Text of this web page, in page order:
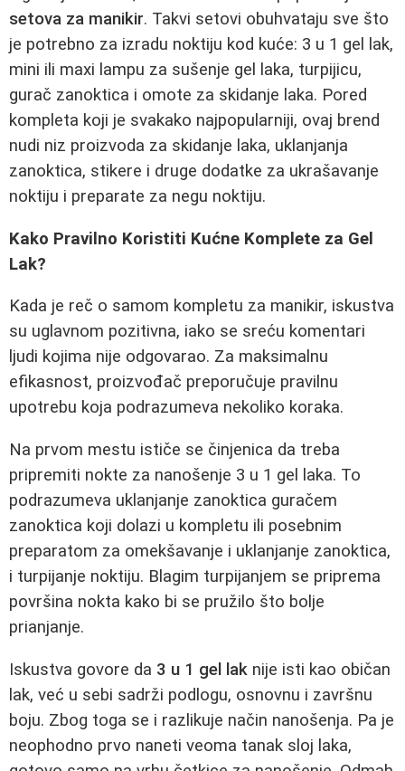
setova za manikir. Takvi setovi obuhvataju sve što
je potrebno za izradu noktiju kod kuće: 3 u 1 gel lak,
mini ili maxi lampu za sušenje gel laka, turpijicu,
gurač zanoktica i omote za skidanje laka. Pored
kompleta koji je svakako najpopularniji, ovaj brend
nudi niz proizvoda za skidanje laka, uklanjanja
zanoktica, stikere i druge dodatke za ukrašavanje
noktiju i preparate za negu noktiju.
Kako Pravilno Koristiti Kućne Komplete za Gel
Lak?
Kada je reč o samom kompletu za manikir, iskustva
su uglavnom pozitivna, iako se sreću komentari
ljudi kojima nije odgovarao. Za maksimalnu
efikasnost, proizvođač preporučuje pravilnu
upotrebu koja podrazumeva nekoliko koraka.
Na prvom mestu ističe se činjenica da treba
pripremiti nokte za nanošenje 3 u 1 gel laka. To
podrazumeva uklanjanje zanoktica guračem
zanoktica koji dolazi u kompletu ili posebnim
preparatom za omekšavanje i uklanjanje zanoktica,
i turpijanje noktiju. Blagim turpijanjem se priprema
površina nokta kako bi se pružilo što bolje
prianjanje.
Iskustva govore da 3 u 1 gel lak nije isti kao običan
lak, već u sebi sadrži podlogu, osnovnu i završnu
boju. Zbog toga se i razlikuje način nanošenja. Pa je
neophodno prvo naneti veoma tanak sloj laka,